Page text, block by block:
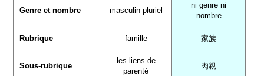
Genre et nombre masculin pluriel
ni genre ni
nombre
Rubrique famille 家族
Sous-rubrique
les liens de
parenté
肉親